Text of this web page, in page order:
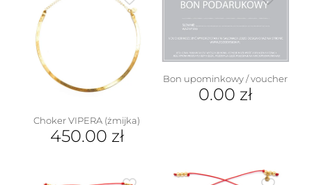
Choker VIPERA (żmijka)
450.00 zł
Bon upominkowy / voucher
0.00 zł